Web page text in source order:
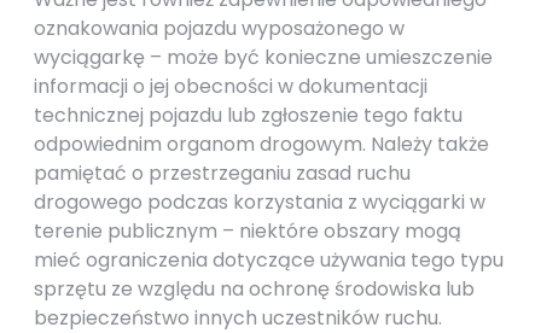
oznakowania pojazdu wyposażonego w
wyciągarkę – może być konieczne umieszczenie
informacji o jej obecności w dokumentacji
technicznej pojazdu lub zgłoszenie tego faktu
odpowiednim organom drogowym. Należy także
pamiętać o przestrzeganiu zasad ruchu
drogowego podczas korzystania z wyciągarki w
terenie publicznym – niektóre obszary mogą
mieć ograniczenia dotyczące używania tego typu
sprzętu ze względu na ochronę środowiska lub
bezpieczeństwo innych uczestników ruchu.